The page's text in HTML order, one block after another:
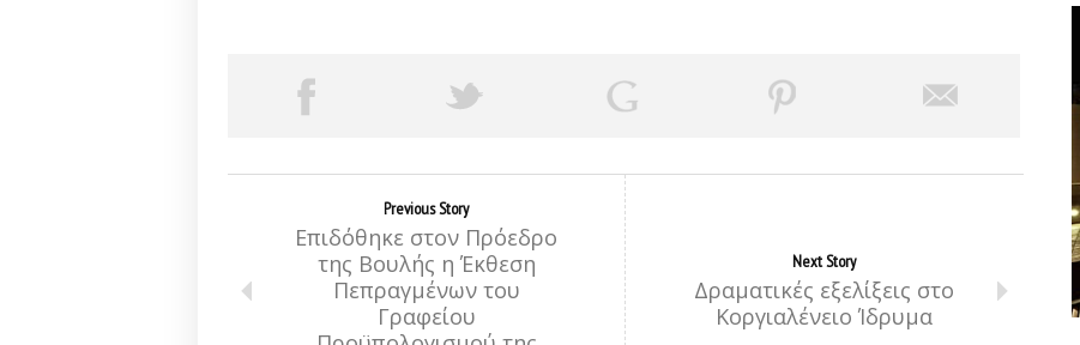
Previous Story
Επιδόθηκε στον Πρόεδρο
της Βουλής η Έκθεση
Πεπραγμένων του
Γραφείου
Next Story
Δραματικές εξελίξεις στο
Κοργιαλένειο Ίδρυμα